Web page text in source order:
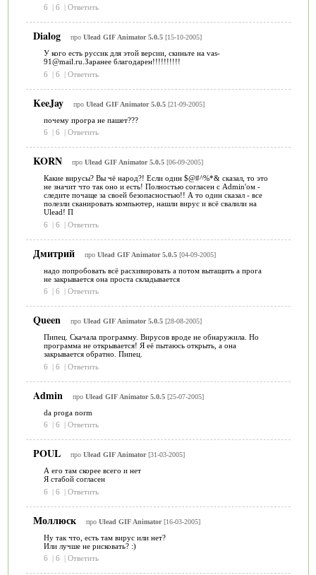
6
| 6 | Ответить
Dialog про Ulead GIF Animator 5.0.5[15-10-2005]
У кого есть руссик для этой версии, скиньте на vas-
91@mail.ru.Заранее благодарен!!!!!!!!!!
6
| 6 | Ответить
KeeJay про Ulead GIF Animator 5.0.5[21-09-2005]
почему програ не пашет???
6
| 6 | Ответить
KORN про Ulead GIF Animator 5.0.5[06-09-2005]
Какие вирусы? Вы чё народ?! Если один $@#^%*& сказал, то это
не значит что так оно и есть! Полностью согласен с Admin'ом -
следите почаще за своей безопасностью!! А то один сказал - все
полезли сканировать компьютер, нашли вирус и всё свалили на
Ulead! П
6
| 6 | Ответить
Дмитрий про Ulead GIF Animator 5.0.5[04-09-2005]
надо попробовать всё расхивировать а потом вытащить а прога
не закрывается она проста складывается
6
| 6 | Ответить
Queen про Ulead GIF Animator 5.0.5[28-08-2005]
Пипец. Скачала программу. Вирусов вроде не обнаружила. Но
программа не открывается! Я её пытаюсь открыть, а она
закрывается обратно. Пипец.
6
| 6 | Ответить
Admin про Ulead GIF Animator 5.0.5[25-07-2005]
da proga norm
6
| 6 | Ответить
POUL про Ulead GIF Animator[31-03-2005]
А его там скорее всего и нет
Я стабой согласен
6
| 6 | Ответить
Моллюск про Ulead GIF Animator[16-03-2005]
Ну так что, есть там вирус или нет?
Или лучше не рисковать? :)
6
| 6 | Ответить